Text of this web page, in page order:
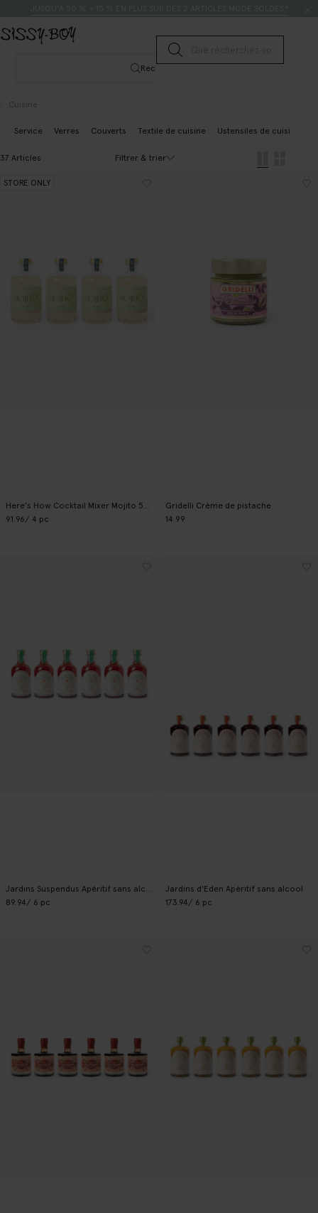
Lancer la recherche
Rechercher
Cuisine
Service Verres Couverts Textile de cuisine Ustensiles de cuisine
37 Articles Filtrer & trier
91.96 / 4 pc
STORE ONLY
Gridelli Crème de pistache
14.99
89.94 / 6 pc
Jardins d'Eden Apéritif sans alcool
173.94 / 6 pc